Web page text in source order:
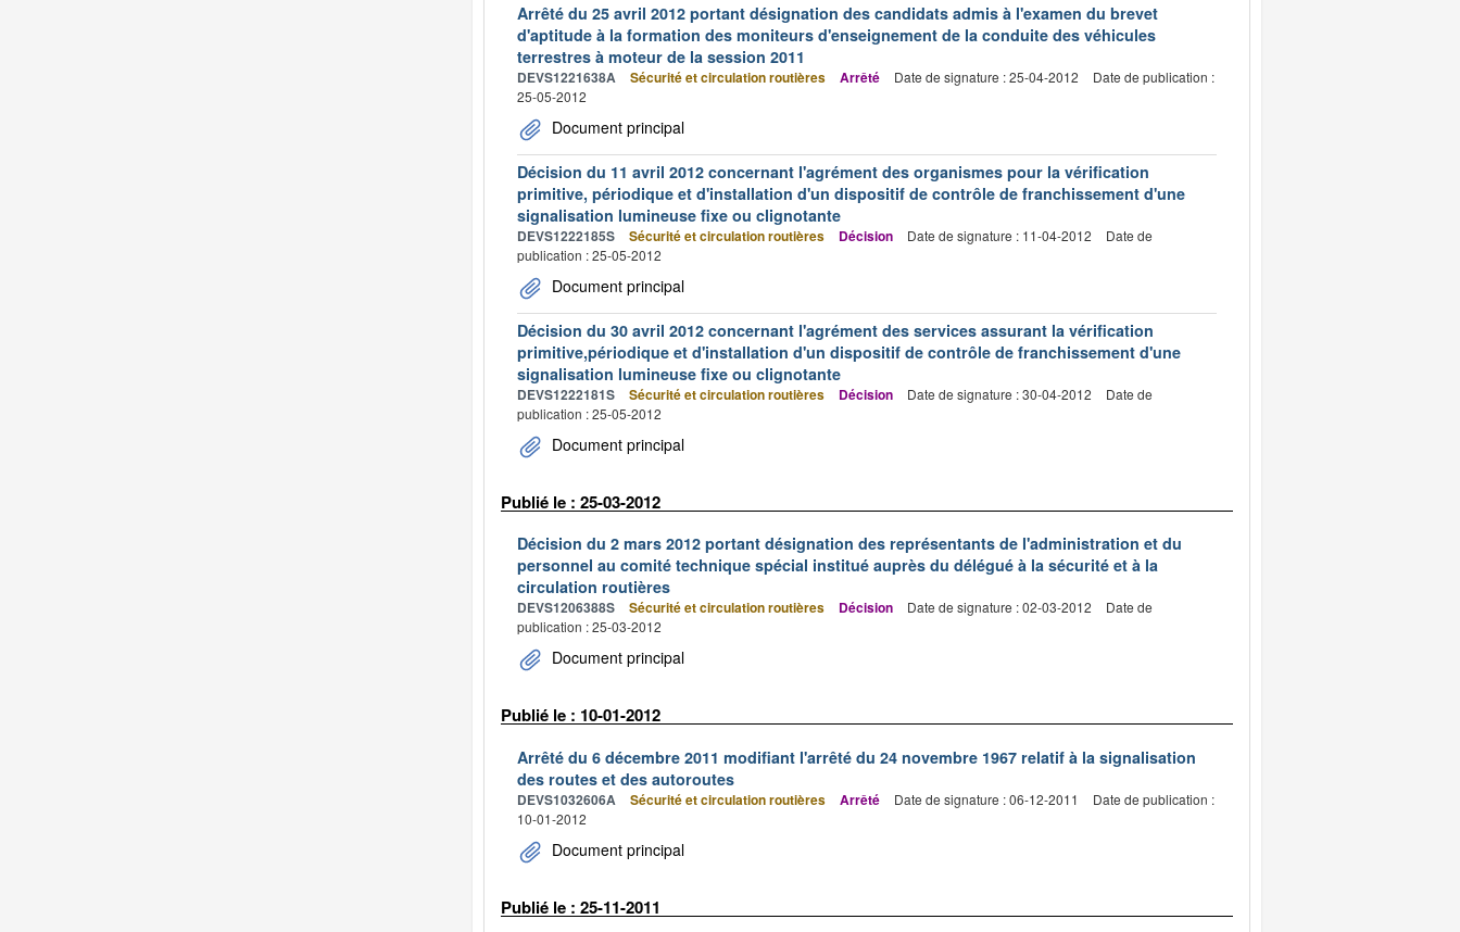
Arrêté du 25 avril 2012 portant désignation des candidats admis à l'examen du brevet
d'aptitude à la formation des moniteurs d'enseignement de la conduite des véhicules
terrestres à moteur de la session 2011
DEVS1221638A Sécurité et circulation routières Arrêté Date de signature : 25-04-2012
Date de publication :
25-05-2012
Document principal
Décision du 11 avril 2012 concernant l'agrément des organismes pour la vérification
primitive, périodique et d'installation d'un dispositif de contrôle de franchissement d'une
signalisation lumineuse fixe ou clignotante
DEVS1222185S Sécurité et circulation routières Décision Date de signature : 11-04-2012
Date de
publication : 25-05-2012
Document principal
Décision du 30 avril 2012 concernant l'agrément des services assurant la vérification
primitive,périodique et d'installation d'un dispositif de contrôle de franchissement d'une
signalisation lumineuse fixe ou clignotante
DEVS1222181S Sécurité et circulation routières Décision Date de signature : 30-04-2012
Date de
publication : 25-05-2012
Document principal
Publié le : 25-03-2012
Décision du 2 mars 2012 portant désignation des représentants de l'administration et du
personnel au comité technique spécial institué auprès du délégué à la sécurité et à la
circulation routières
DEVS1206388S Sécurité et circulation routières Décision Date de signature : 02-03-2012
Date de
publication : 25-03-2012
Document principal
Publié le : 10-01-2012
Arrêté du 6 décembre 2011 modifiant l'arrêté du 24 novembre 1967 relatif à la signalisation
des routes et des autoroutes
DEVS1032606A Sécurité et circulation routières Arrêté Date de signature : 06-12-2011
Date de publication :
10-01-2012
Document principal
Publié le : 25-11-2011